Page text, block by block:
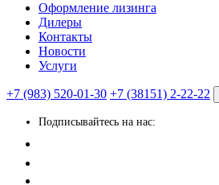
Оформление лизинга
Дилеры
Контакты
Новости
Услуги
+7 (983) 520-01-30 +7 (38151) 2-22-22
Подписывайтесь на нас: